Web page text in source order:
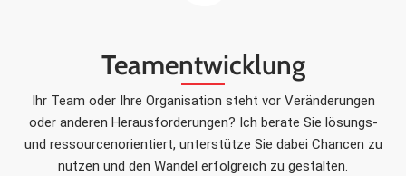
Teamentwicklung
Ihr Team oder Ihre Organisation steht vor Veränderungen
oder anderen Herausforderungen? Ich berate Sie lösungs-
und ressourcenorientiert, unterstütze Sie dabei Chancen zu
nutzen und den Wandel erfolgreich zu gestalten.